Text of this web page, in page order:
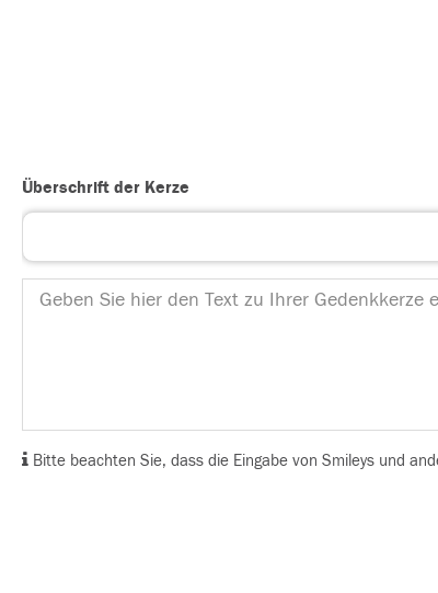
Überschrift der Kerze
Bitte beachten Sie, dass die Eingabe von Smileys und